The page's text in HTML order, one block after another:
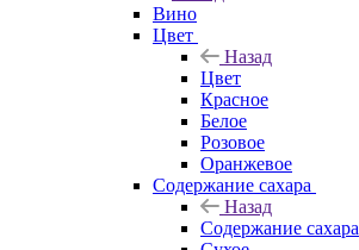
Вино
Цвет
Назад
Цвет
Красное
Белое
Розовое
Оранжевое
Содержание сахара
Назад
Содержание сахара